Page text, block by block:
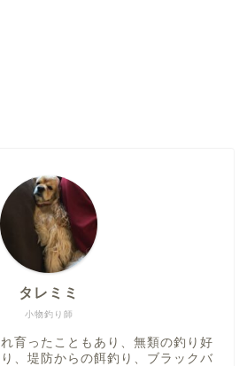
小物釣り師
タレミミ
育ったこともあり、無類の釣り好
、堤防からの餌釣り、ブラックバ